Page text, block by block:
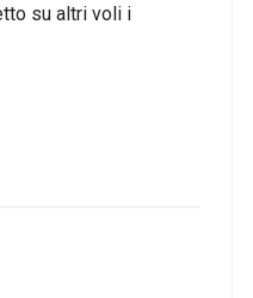
su altri voli i